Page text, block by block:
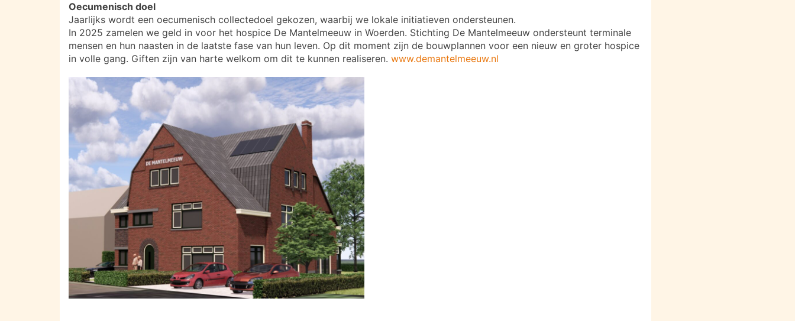
Oecumenisch doel
Jaarlijks wordt een oecumenisch collectedoel gekozen, waarbij we lokale initiatieven ondersteunen.
In 2025 zamelen we geld in voor het hospice De Mantelmeeuw in Woerden. Stichting De Mantelmeeuw ondersteunt terminale
mensen en hun naasten in de laatste fase van hun leven. Op dit moment zijn de bouwplannen voor een nieuw en groter hospice
in volle gang. Giften zijn van harte welkom om dit te kunnen realiseren. www.demantelmeeuw.nl